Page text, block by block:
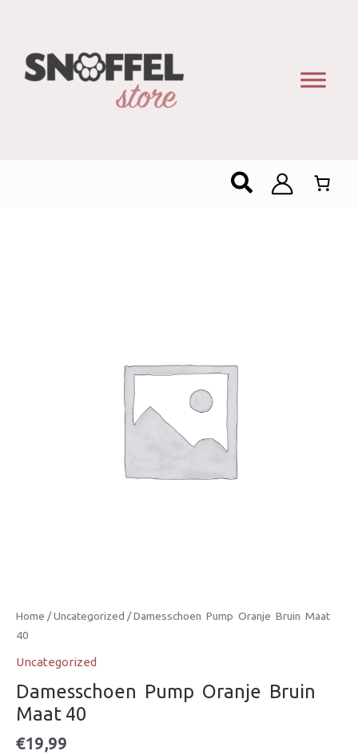
Zoeken
Home /Uncategorized / Damesschoen  Pump  Oranje  Bruin  Maat
40
Uncategorized
Damesschoen  Pump  Oranje  Bruin 
Maat 40
€19,99